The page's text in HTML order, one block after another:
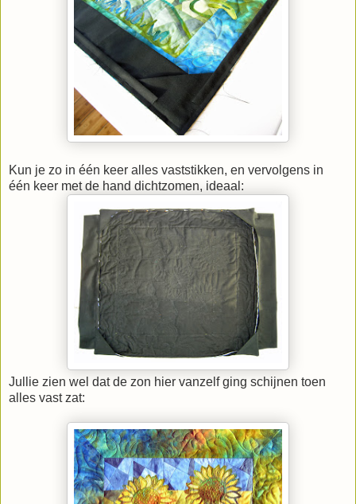
Kun je zo in één keer alles vaststikken, en vervolgens in
één keer met de hand dichtzomen, ideaal:
Jullie zien wel dat de zon hier vanzelf ging schijnen toen
alles vast zat: